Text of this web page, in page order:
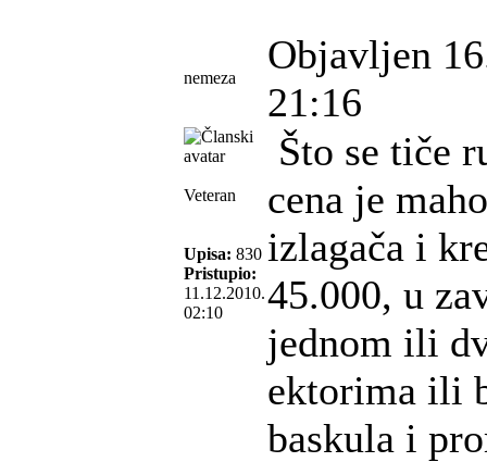
nemeza
Objavljen
21:16
Veteran
Upisa: 830
Pristupio:
11.12.2010.
02:10
Što se tiče
cena je
izlagača i
45.000, u
jednom ili
ektorima ili
baskula i